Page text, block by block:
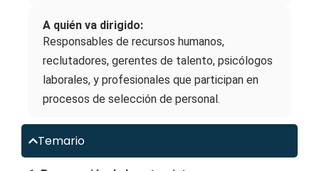
A quién va dirigido:
Responsables de recursos humanos,
reclutadores, gerentes de talento, psicólogos
laborales, y profesionales que participan en
procesos de selección de personal.
Temario